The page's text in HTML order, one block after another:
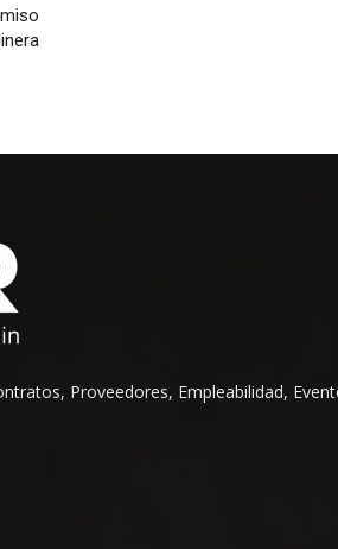
Proveedores, Empleabilidad,